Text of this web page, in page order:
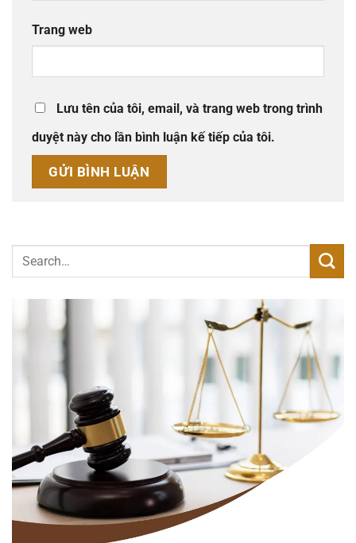
Trang web
Lưu tên của tôi, email, và trang web trong trình
duyệt này cho lần bình luận kế tiếp của tôi.